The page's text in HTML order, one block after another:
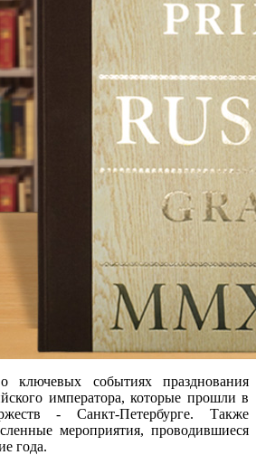
ключевых событиях празднования
императора, которые прошли в
- Санкт-Петербурге. Также
мероприятия, проводившиеся
года.